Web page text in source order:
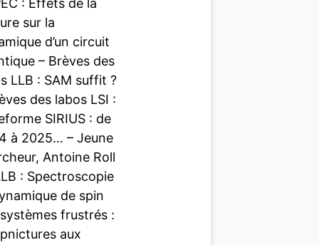
: Effets de la
sur la
d’un circuit
– Brèves des
LLB : SAM suffit ?
des labos LSI :
SIRIUS : de
à 2025… – Jeune
Antoine Roll
: Spectroscopie
de spin
frustrés :
aux